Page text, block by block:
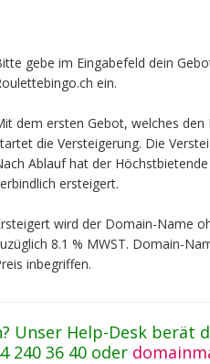
gebe im Eingabefeld dein
ein.
dem ersten Gebot, welches den
die Versteigerung. Die
Ablauf hat der
ersteigert.
wird der Domain-Name
8.1 % MWST. Domain-
inbegriffen.
Unser Help-Desk berät
240 36 40 oder